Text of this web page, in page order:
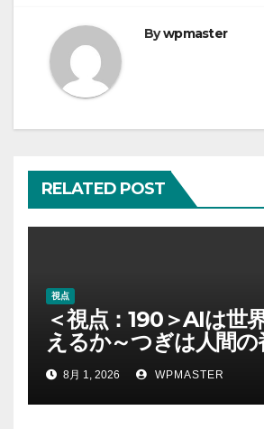
ー
シ
ョ
ン
Bywpmaster
RELATED POST
視点
＜視点：190＞AIは世
えるか～つぎは人間の
8月 1, 2026 WPMASTER